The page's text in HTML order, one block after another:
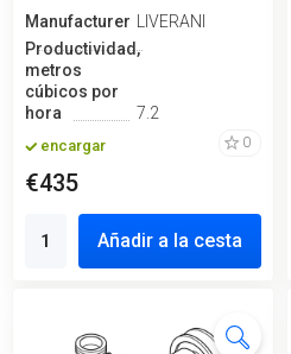
Manufacturero
LIVERANI
Productividad,
metros
cúbicos por
hora
7.2
encargar 0
€435
Añadir a la cesta